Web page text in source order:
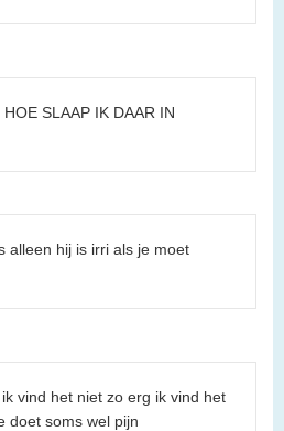
SLAAP IK DAAR IN
alleen hij is irri als je moet
vind het niet zo erg ik vind het
doet soms wel pijn